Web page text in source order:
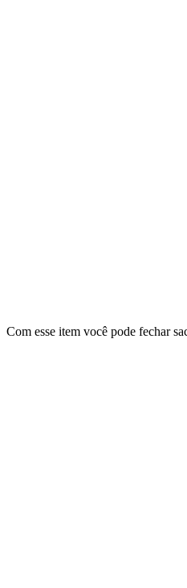
Com esse item você pode fechar